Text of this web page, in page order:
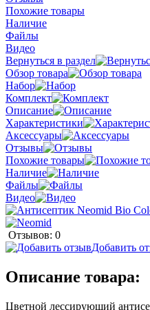
Похожие товары
Наличие
Файлы
Видео
Вернуться в раздел
Обзор товара
Набор
Комплект
Описание
Характеристики
Аксессуары
Отзывы
Похожие товары
Наличие
Файлы
Видео
Отзывов: 0
Добавить
Описание товара:
Цветной лессирующий